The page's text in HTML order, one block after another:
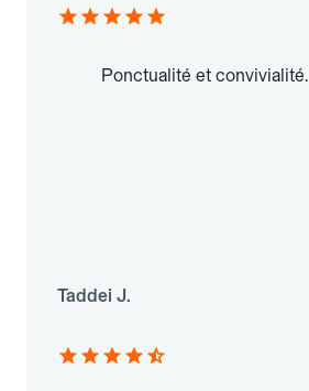
Ponctualité et convivialité.
Taddei J.